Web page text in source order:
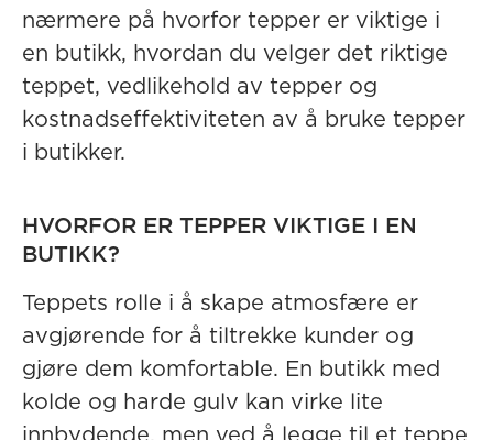
nærmere på hvorfor tepper er viktige i
en butikk, hvordan du velger det riktige
teppet, vedlikehold av tepper og
kostnadseffektiviteten av å bruke tepper
i butikker.
HVORFOR ER TEPPER VIKTIGE I EN
BUTIKK?
Teppets rolle i å skape atmosfære er
avgjørende for å tiltrekke kunder og
gjøre dem komfortable. En butikk med
kolde og harde gulv kan virke lite
innbydende, men ved å legge til et teppe